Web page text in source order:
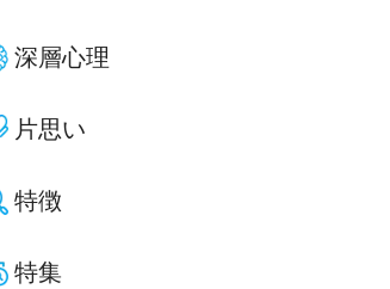
深層心理
片思い
特徴
特集